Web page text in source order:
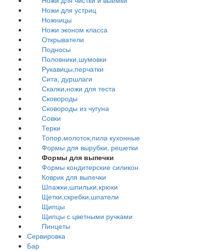
Ножи для устриц
Ножницы
Ножи эконом класса
Открыватели
Подносы
Половники,шумовки
Рукавицы,перчатки
Сита, дуршлаги
Скалки,ножи для теста
Сковороды
Сковороды из чугуна
Совки
Терки
Топор,молоток,пила кухонные
Формы для вырубки, решетки
Формы для выпечки
Формы кондитерские силикон
Коврик для выпечки
Шпажки,шпильки,крюки
Щетки,скребки,шпатели
Щипцы
Щипцы с цветными ручками
Пинцеты
Сервировка
Бар